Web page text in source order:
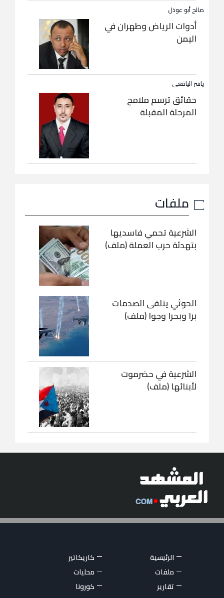
صالح أبو عوذل
أدوات الرياض وطهران في
اليمن
ياسر اليافعي
حقائق ترسم ملامح
المرحلة المقبلة
ملفات
الشرعية تحمي فاسديها
بتهدئة حرب العملة (ملف)
الحوثي يتلقى الصدمات
برا وبحرا وجوا (ملف)
الشرعية في حضرموت
لأبنائها (ملف)
الرئيسية
كاريكاتير
ملفات
محليات
تقارير
كورونا